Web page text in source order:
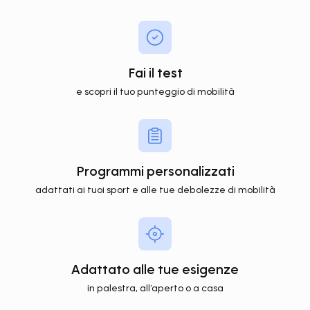
Fai il test
e scopri il tuo punteggio di mobilità
Programmi personalizzati
adattati ai tuoi sport e alle tue debolezze di mobilità
Adattato alle tue esigenze
in palestra, all’aperto o a casa